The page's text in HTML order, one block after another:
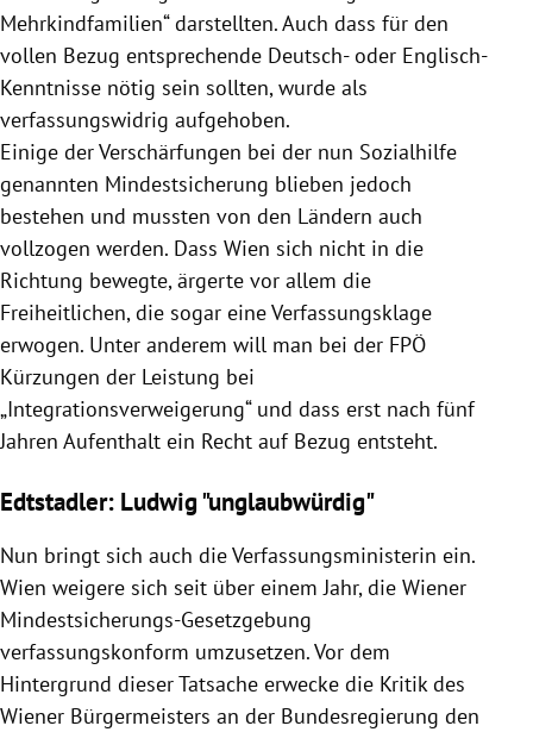
Mehrkindfamilien“ darstellten. Auch dass für den
vollen Bezug entsprechende Deutsch- oder Englisch-
Kenntnisse nötig sein sollten, wurde als
verfassungswidrig aufgehoben.
Einige der Verschärfungen bei der nun Sozialhilfe
genannten Mindestsicherung blieben jedoch
bestehen und mussten von den Ländern auch
vollzogen werden. Dass Wien sich nicht in die
Richtung bewegte, ärgerte vor allem die
Freiheitlichen, die sogar eine Verfassungsklage
erwogen. Unter anderem will man bei der FPÖ
Kürzungen der Leistung bei
„Integrationsverweigerung“ und dass erst nach fünf
Jahren Aufenthalt ein Recht auf Bezug entsteht.
Edtstadler: Ludwig "unglaubwürdig"
Nun bringt sich auch die Verfassungsministerin ein.
Wien weigere sich seit über einem Jahr, die Wiener
Mindestsicherungs-Gesetzgebung
verfassungskonform umzusetzen. Vor dem
Hintergrund dieser Tatsache erwecke die Kritik des
Wiener Bürgermeisters an der Bundesregierung den